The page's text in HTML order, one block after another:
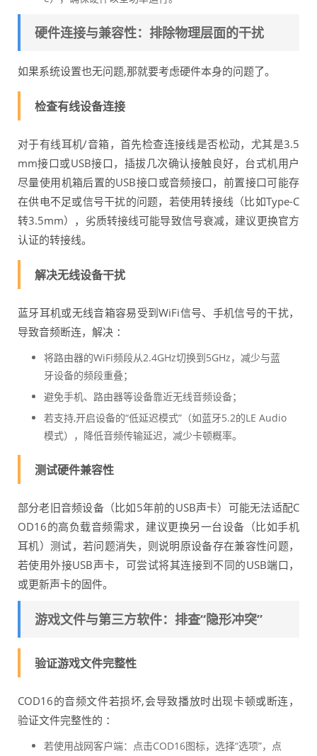
硬件连接与兼容性：排除物理层面的干扰
如果系统设置也无问题,那就要考虑硬件本身的问题了。
检查有线设备连接
对于有线耳机/音箱，首先检查连接线是否松动，尤其是3.5
mm接口或USB接口，插拔几次确认接触良好，台式机用户
尽量使用机箱后置的USB接口或音频接口，前置接口可能存
在供电不足或信号干扰的问题，若使用转接线（比如Type-C
转3.5mm），劣质转接线可能导致信号衰减，建议更换官方
认证的转接线。
解决无线设备干扰
蓝牙耳机或无线音箱容易受到WiFi信号、手机信号的干扰，
导致音频断连，解决 ：
将路由器的WiFi频段从2.4GHz切换到5GHz，减少与蓝
牙设备的频段重叠；
避免手机、路由器等设备靠近无线音频设备；
若支持,开启设备的“低延迟模式”（如蓝牙5.2的LE Audio
模式），降低音频传输延迟，减少卡顿概率。
测试硬件兼容性
部分老旧音频设备（比如5年前的USB声卡）可能无法适配C
OD16的高负载音频需求，建议更换另一台设备（比如手机
耳机）测试，若问题消失，则说明原设备存在兼容性问题，
若使用外接USB声卡，可尝试将其连接到不同的USB端口，
或更新声卡的固件。
游戏文件与第三方软件：排查“隐形冲突”
验证游戏文件完整性
COD16的音频文件若损坏,会导致播放时出现卡顿或断连，
验证文件完整性的 ：
若使用战网客户端：点击COD16图标，选择“选项”，点